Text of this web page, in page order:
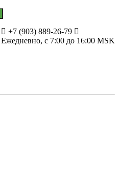
+7 (903) 889-26-79
Ежедневно, с 7:00 до 16:00 MSK